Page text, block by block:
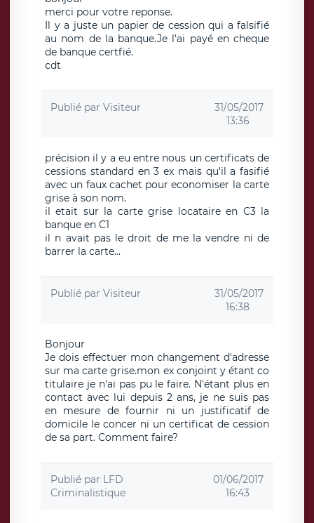
merci pour votre reponse.
Il y a juste un papier de cession qui a falsifié
au nom de la banque.Je l'ai payé en cheque
de banque certfié.
cdt
Publié par Visiteur
31/05/2017
13:36
précision il y a eu entre nous un certificats de
cessions standard en 3 ex mais qu'il a fasifié
avec un faux cachet pour economiser la carte
grise à son nom.
il etait sur la carte grise locataire en C3 la
banque en C1
il n avait pas le droit de me la vendre ni de
barrer la carte...
Publié par Visiteur
31/05/2017
16:38
Bonjour
Je dois effectuer mon changement d'adresse
sur ma carte grise.mon ex conjoint y étant co
titulaire je n'ai pas pu le faire. N'étant plus en
contact avec lui depuis 2 ans, je ne suis pas
en mesure de fournir ni un justificatif de
domicile le concer ni un certificat de cession
de sa part. Comment faire?
Publié par LFD
Criminalistique
01/06/2017
16:43